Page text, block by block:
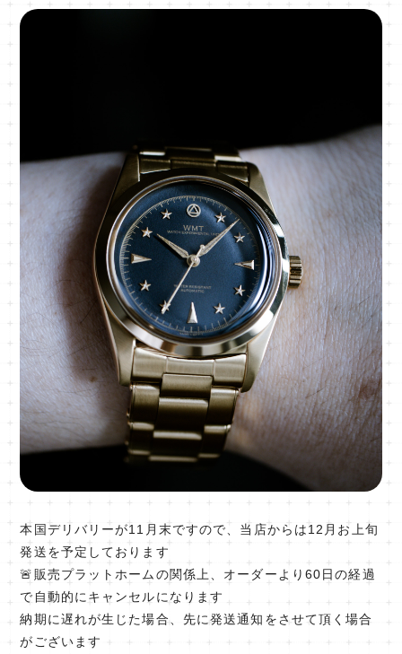
本国デリバリーが11月末ですので、当店からは12月お上旬
発送を予定しております
🚨販売プラットホームの関係上、オーダーより60日の経過
で自動的にキャンセルになります
納期に遅れが生じた場合、先に発送通知をさせて頂く場合
がございます